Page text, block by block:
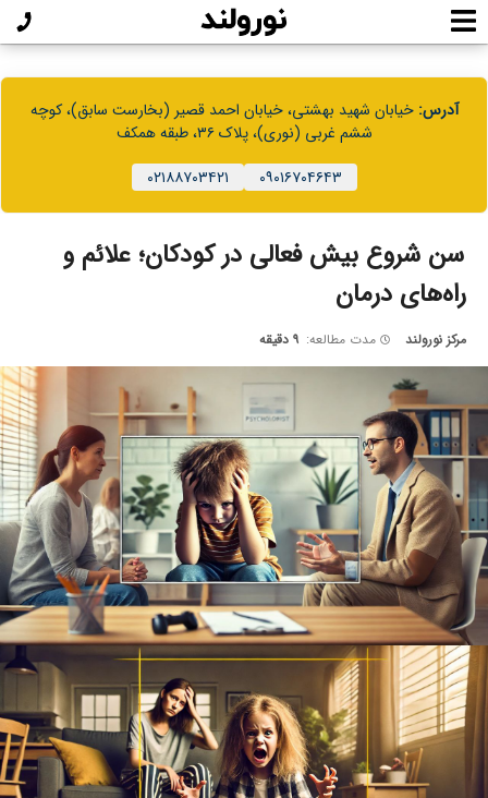
آدرس:خیابان شهید بهشتی، خیابان احمد قصیر (بخارست سابق)، کوچه
ششم غربی (نوری)، پلاک ۳۶، طبقه همکف
۰۹۰۱۶۷۰۴۶۴۳
۰۲۱۸۸۷۰۳۴۲۱
سن شروع بیش‌ فعالی در کودکان؛ علائم و
راه‌های درمان
مرکز نورولند مدت مطالعه: ۹ دقیقه